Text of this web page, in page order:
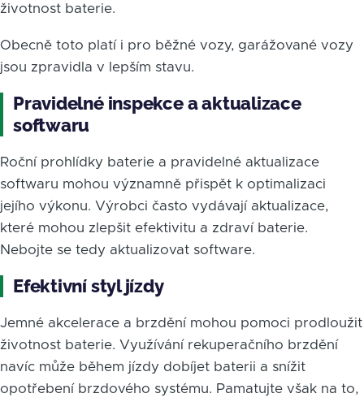
životnost baterie.
Obecně toto platí i pro běžné vozy, garážované vozy
jsou zpravidla v lepším stavu.
Pravidelné inspekce a aktualizace
softwaru
Roční prohlídky baterie a pravidelné aktualizace
softwaru mohou významně přispět k optimalizaci
jejího výkonu. Výrobci často vydávají aktualizace,
které mohou zlepšit efektivitu a zdraví baterie.
Nebojte se tedy aktualizovat software.
Efektivní styl jízdy
Jemné akcelerace a brzdění mohou pomoci prodloužit
životnost baterie. Využívání rekuperačního brzdění
navíc může během jízdy dobíjet baterii a snížit
opotřebení brzdového systému. Pamatujte však na to,